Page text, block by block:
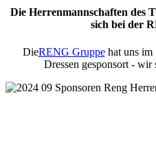
Die Herrenmannschaften des
sich bei der
DieRENG Gruppehat uns im
Dressen gesponsort -